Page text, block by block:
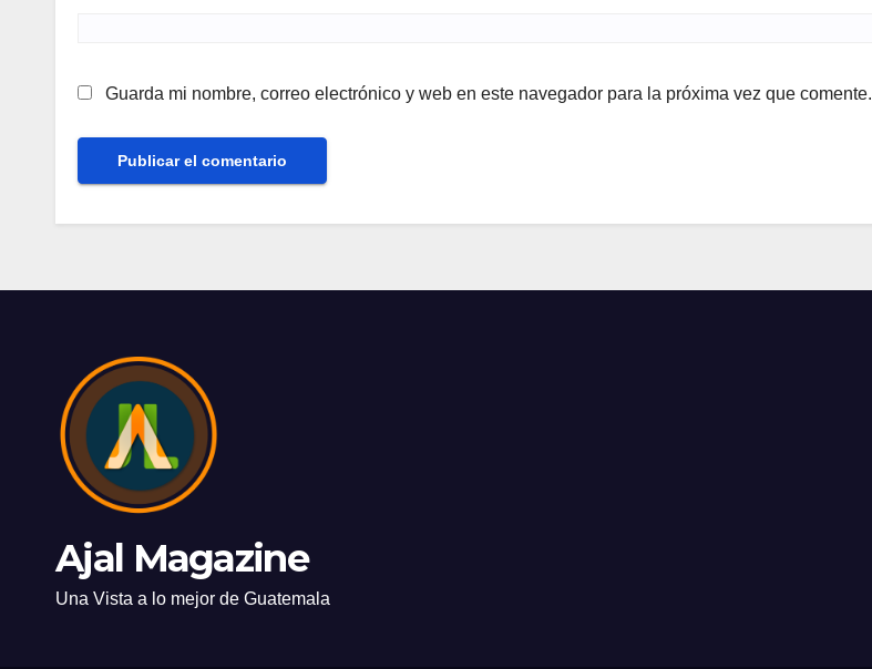
Guarda mi nombre, correo electrónico y web en este navegador para la próxima vez que comente.
Ajal Magazine
Una Vista a lo mejor de Guatemala